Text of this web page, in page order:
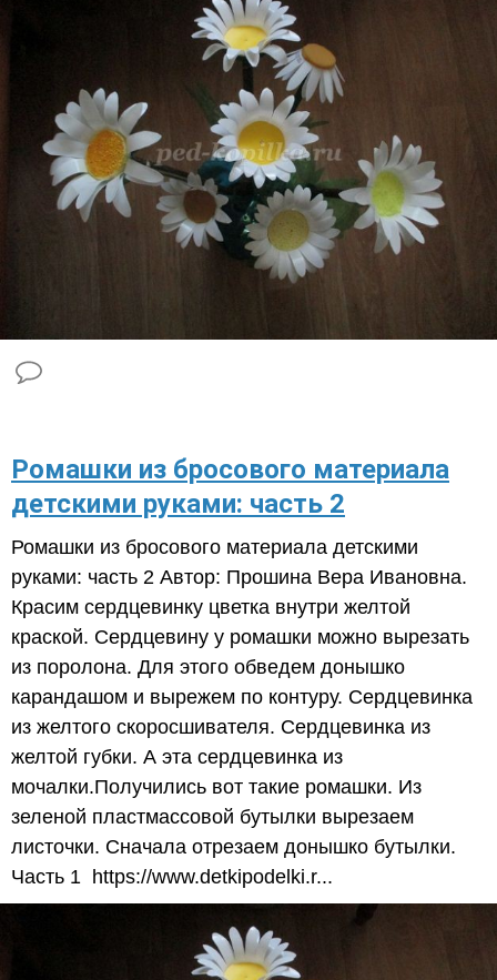
Ромашки из бросового материала
детскими руками: часть 2
Ромашки из бросового материала детскими
руками: часть 2 Автор: Прошина Вера Ивановна.
Красим сердцевинку цветка внутри желтой
краской. Сердцевину у ромашки можно вырезать
из поролона. Для этого обведем донышко
карандашом и вырежем по контуру. Сердцевинка
из желтого скоросшивателя. Сердцевинка из
желтой губки. А эта сердцевинка из
мочалки.Получились вот такие ромашки. Из
зеленой пластмассовой бутылки вырезаем
листочки. Сначала отрезаем донышко бутылки.
Часть 1 https://www.detkipodelki.r...